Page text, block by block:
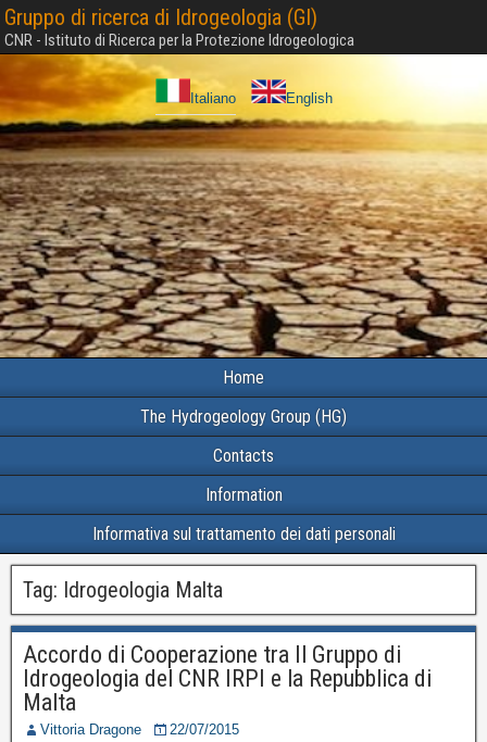
Gruppo di ricerca di Idrogeologia (GI)
CNR - Istituto di Ricerca per la Protezione Idrogeologica
Italiano English
Home
The Hydrogeology Group (HG)
Contacts
Information
Informativa sul trattamento dei dati personali
Tag: Idrogeologia Malta
Accordo di Cooperazione tra Il Gruppo di
Idrogeologia del CNR IRPI e la Repubblica di
Malta
Vittoria Dragone
22/07/2015